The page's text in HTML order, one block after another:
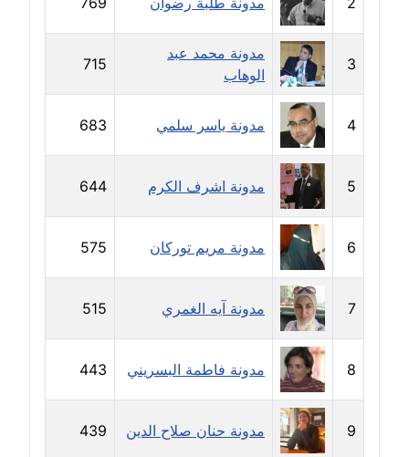
مدونة دعاء الشاهد
عاملة
مدونة دينا عاصم
عاملة
مدونة دينا منير
عاملة
مدونة راقية الدويك
عاملة
مدونة رانيا ثروت
عاملة
مدونة رجاء دياب
عاملة
مدونة رحاب منيعم
عاملة
3
مدونة محمد عبد
الوهاب
715
4 مدونة ياسر سلمي 683
5 مدونة اشرف الكرم 644
6 مدونة مريم توركان 575
7 مدونة آيه الغمري 515
8 مدونة فاطمة البسريني 443
9 مدونة حنان صلاح الدين 439